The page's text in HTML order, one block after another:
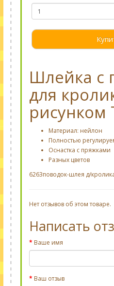
Шлейка с
для
рисунком
Материал: нейлон
Полностью
Оснастка с пряжками
Разных цветов
6263поводок-шлея д/
Нет отзывов об этом товаре.
Написать
Ваше имя
Ваш отзыв